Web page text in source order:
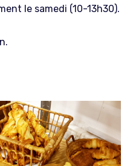
le samedi (10-13h30).